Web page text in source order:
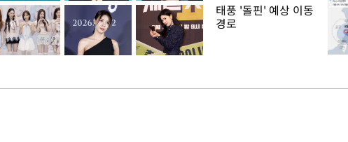
태풍 '돌핀' 예상 이동
경로